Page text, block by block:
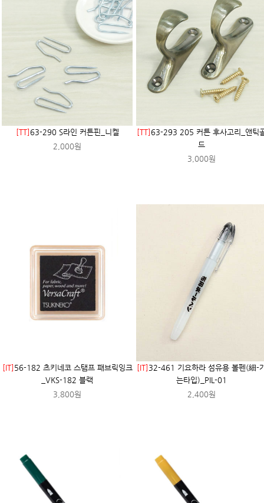
[TT]63-290 S라인 커튼핀_니켈
2,000원
[TT]63-293 205 커튼 후사고리_앤틱
드
3,000원
[IT] 56-182 츠키네코 스탬프 패브릭잉크
_VKS-182 블랙
3,800원
[IT] 32-461 기요하라 섬유용 볼펜(細-
는타입)_PIL-01
2,400원